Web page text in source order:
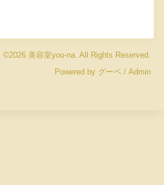
©2026 美容室you-na. All Rights Reserved.
Powered by グーペ / Admin